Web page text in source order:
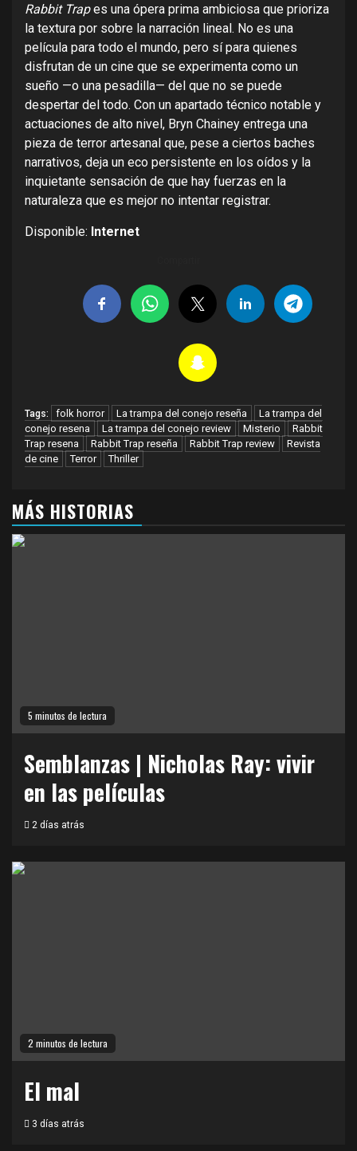
Rabbit Trapes una ópera prima ambiciosa que prioriza
la textura por sobre la narración lineal. No es una
película para todo el mundo, pero sí para quienes
disfrutan de un cine que se experimenta como un
sueño —o una pesadilla— del que no se puede
despertar del todo. Con un apartado técnico notable y
actuaciones de alto nivel, Bryn Chainey entrega una
pieza de terror artesanal que, pese a ciertos baches
narrativos, deja un eco persistente en los oídos y la
inquietante sensación de que hay fuerzas en la
naturaleza que es mejor no intentar registrar.
Disponible: Internet
Tags: folk horror La trampa del conejo reseña
La trampa del
conejo resena
La trampa del conejo review Misterio
Rabbit
Trap resena
Rabbit Trap reseña Rabbit Trap review
Revista
de cine
Terror Thriller
MÁS HISTORIAS
5 minutos de lectura
Semblanzas | Nicholas Ray: vivir
en las películas
2 días atrás
2 minutos de lectura
El mal
3 días atrás